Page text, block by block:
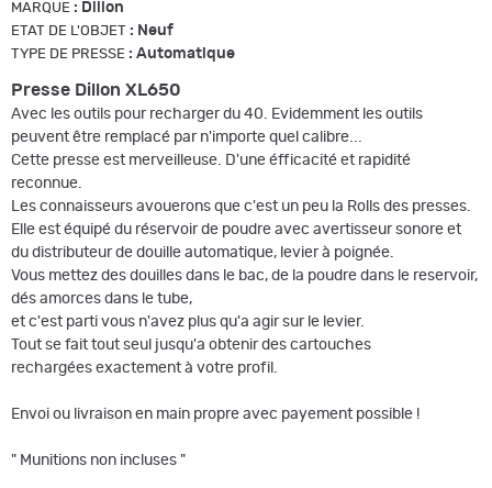
MARQUE : Dillon
ETAT DE L'OBJET : Neuf
TYPE DE PRESSE : Automatique
Presse Dillon XL650
Avec les outils pour recharger du 40. Evidemment les outils
peuvent être remplacé par n'importe quel calibre...
Cette presse est merveilleuse. D'une éfficacité et rapidité
reconnue.
Les connaisseurs avouerons que c'est un peu la Rolls des presses.
Elle est équipé du réservoir de poudre avec avertisseur sonore et
du distributeur de douille automatique, levier à poignée.
Vous mettez des douilles dans le bac, de la poudre dans le reservoir,
dés amorces dans le tube,
et c'est parti vous n'avez plus qu'a agir sur le levier.
Tout se fait tout seul jusqu'a obtenir des cartouches
rechargées exactement à votre profil.
Envoi ou livraison en main propre avec payement possible !
" Munitions non incluses "